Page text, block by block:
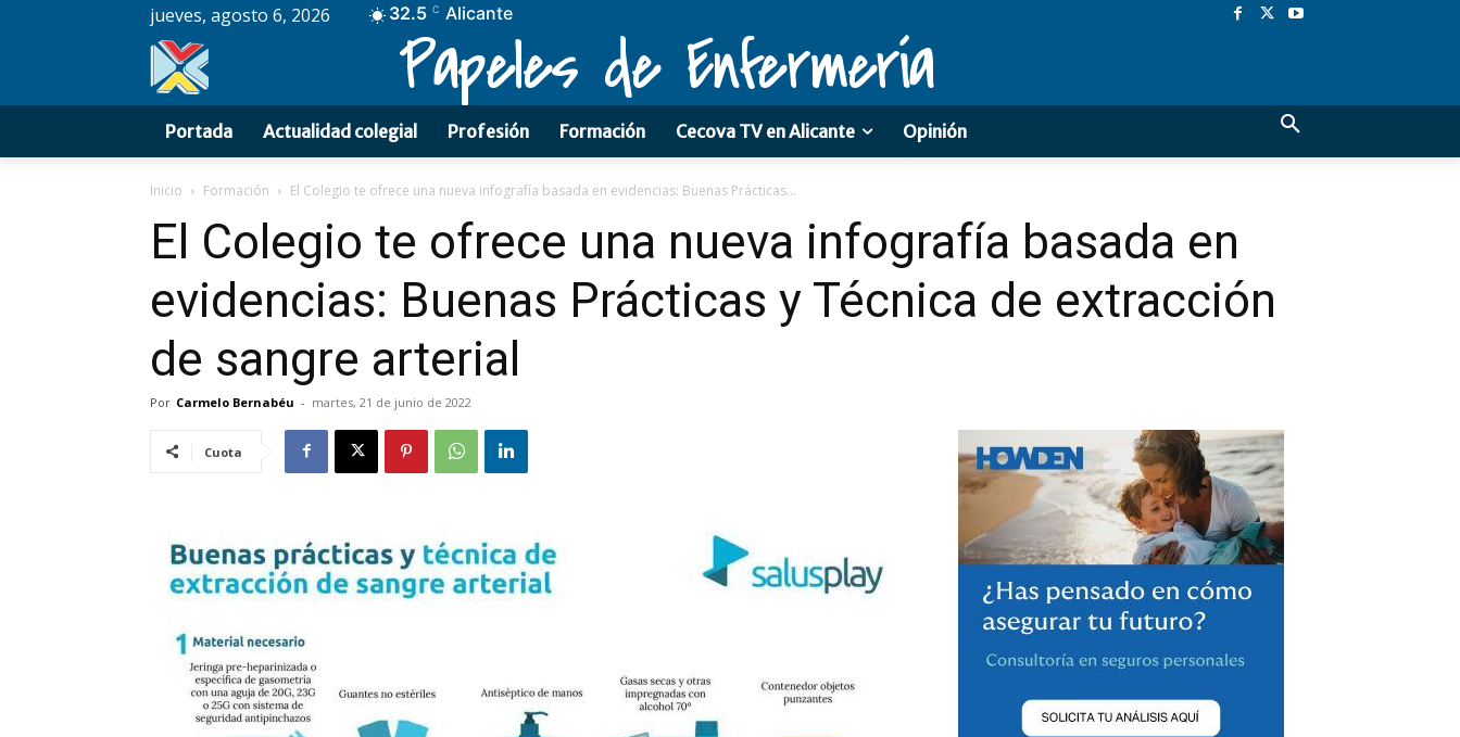
jueves, agosto 6, 2026 32.5 C Alicante
Papeles de Enfermería
Portada Actualidad colegial Profesión Formación Cecova TV en Alicante Opinión
Inicio Formación El Colegio te ofrece una nueva infografía basada en evidencias: Buenas Prácticas...
El Colegio te ofrece una nueva infografía basada en
evidencias: Buenas Prácticas y Técnica de extracción
de sangre arterial
Por Carmelo Bernabéu - martes, 21 de junio de 2022
Cuota